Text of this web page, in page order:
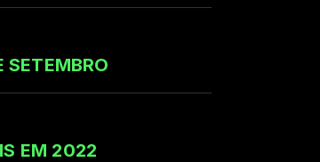
EM 2022